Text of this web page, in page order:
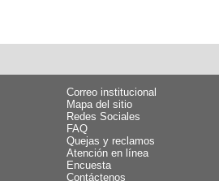
Correo institucional
Mapa del sitio
Redes Sociales
FAQ
Quejas y reclamos
Atención en línea
Encuesta
Contáctenos